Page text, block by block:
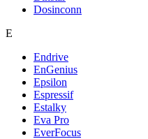
Dosinconn
E
Endrive
EnGenius
Epsilon
Espressif
Estalky
Eva Pro
EverFocus